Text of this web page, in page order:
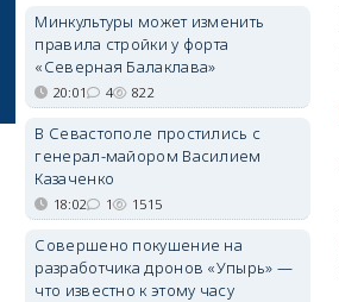
Минкультуры может изменить
правила стройки у форта
«Северная Балаклава»
20:01 4 822
В Севастополе простились с
генерал-майором Василием
Казаченко
18:02 1 1515
Совершено покушение на
разработчика дронов «Упырь» —
что известно к этому часу